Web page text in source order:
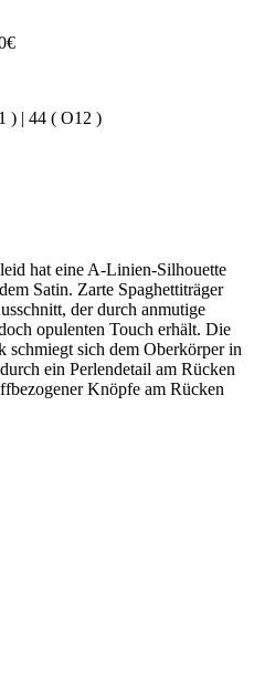
) | 44 ( O12 )
hat eine A-Linien-Silhouette
Satin. Zarte Spaghettiträger
der durch anmutige
opulenten Touch erhält. Die
sich dem Oberkörper in
ein Perlendetail am Rücken
Knöpfe am Rücken